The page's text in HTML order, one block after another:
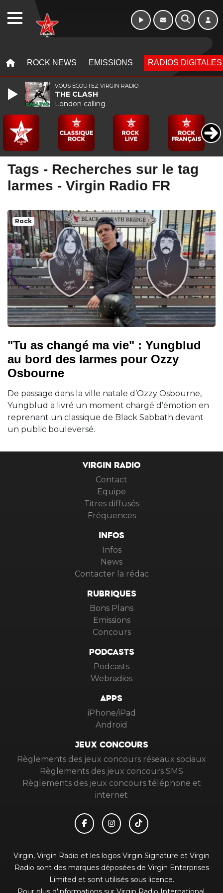
ROCK NEWS EMISSIONS RADIOS DIGITALES
Tags - Recherches sur le tag
larmes - Virgin Radio FR
Rock
"Tu as changé ma vie" : Yungblud
au bord des larmes pour Ozzy
Osbourne
De passage dans la ville natale d’Ozzy Osbourne,
Yungblud a livré un moment chargé d’émotion en
reprenant un classique de Black Sabbath devant
un public bouleversé.
VIRGIN RADIO
Contact
Equipe
Titres diffusés
Fréquences
INFOS
Infos
News
Contacter la rédac
RUBRIQUES
Bons Plans
Emissions
Concours
PODCASTS
Podcasts
Webradios
APPS
iPhone/iPad
Android
JEUX CONCOURS
Règlements des jeux concours réseaux sociaux
Règlements des jeux concours SMS
Règlements des jeux concours téléphone et
internet
Virgin, Virgin Radio et les logos Virgin Signature et Virgin
Radio sont des marques déposées de Virgin Enterprises
Limited et sont utilisés sous licence.
VOUS ÉCOUTEZ VIRGIN RADIO
THE CLASH
London calling
WEBRADIO Morning - 6h à 10h